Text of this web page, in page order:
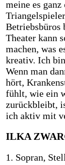
meine es
Betriebsbüros
Theater kann
machen, was
kreativ. Ich
Wenn man
hört,
fühlt, wie ein
zurückbleibt,
ich aktiv mit
ILKA
1. Sopran,